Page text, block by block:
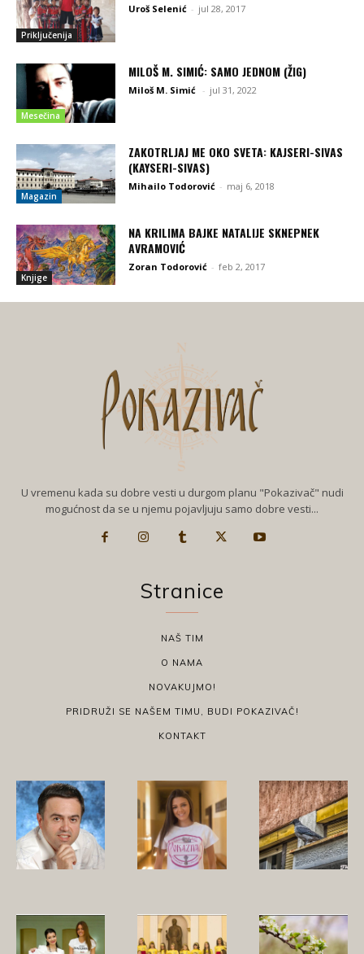
Priključenija
Uroš Selenić - jul 28, 2017
Mesečina
MILOŠ M. SIMIĆ: SAMO JEDNOM (ŽIG)
Miloš M. Simić - jul 31, 2022
Magazin
ZAKOTRLJAJ ME OKO SVETA: KAJSERI-SIVAS
(KAYSERI-SIVAS)
Mihailo Todorović - maj 6, 2018
Knjige
NA KRILIMA BAJKE NATALIJE SKNEPNEK
AVRAMOVIĆ
Zoran Todorović - feb 2, 2017
U vremenu kada su dobre vesti u durgom planu "Pokazivač" nudi
mogućnost da se u njemu pojavljuju samo dobre vesti...
Stranice
NAŠ TIM
O NAMA
NOVAKUJMO!
PRIDRUŽI SE NAŠEM TIMU, BUDI POKAZIVAČ!
KONTAKT